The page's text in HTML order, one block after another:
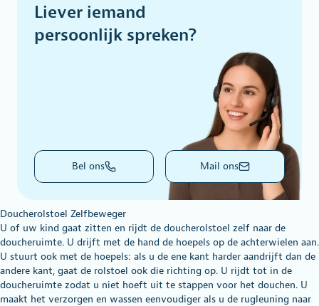
Liever iemand
persoonlijk spreken?
Bel ons Mail ons
Doucherolstoel Zelfbeweger
U of uw kind gaat zitten en rijdt de doucherolstoel zelf naar de
doucheruimte. U drijft met de hand de hoepels op de achterwielen aan.
U stuurt ook met de hoepels: als u de ene kant harder aandrijft dan de
andere kant, gaat de rolstoel ook die richting op. U rijdt tot in de
doucheruimte zodat u niet hoeft uit te stappen voor het douchen. U
maakt het verzorgen en wassen eenvoudiger als u de rugleuning naar